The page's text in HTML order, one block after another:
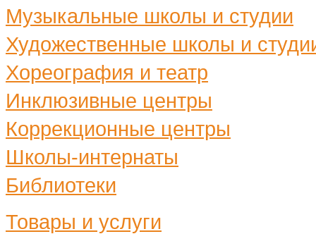
Музыкальные школы и студии
Художественные школы и
Хореография и театр
Инклюзивные центры
Коррекционные центры
Школы-интернаты
Библиотеки
Товары и услуги